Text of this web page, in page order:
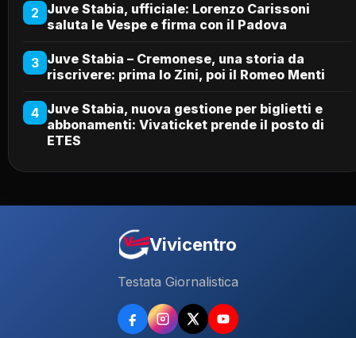
2 Juve Stabia, ufficiale: Lorenzo Carissoni
saluta le Vespe e firma con il Padova
3 Juve Stabia – Cremonese, una storia da
riscrivere: prima lo Zini, poi il Romeo Menti
4 Juve Stabia, nuova gestione per biglietti e
abbonamenti: Vivaticket prende il posto di
ETES
Vivicentro
Testata Giornalistica